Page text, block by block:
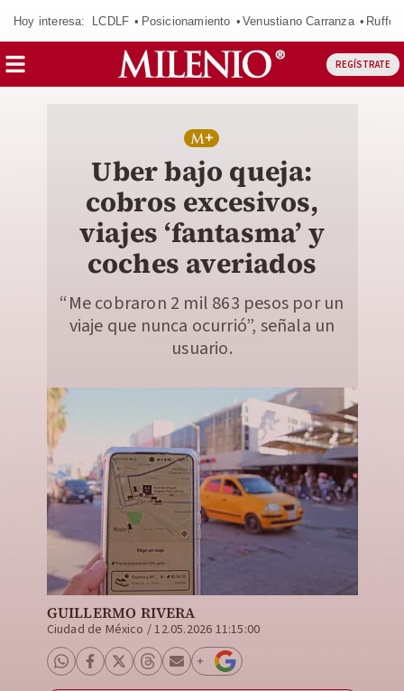
Hoy interesa: LCDLF Posicionamiento Venustiano Carranza Ruffo
REGÍSTRATE
Uber bajo queja:
cobros excesivos,
viajes ‘fantasma’ y
coches averiados
“Me cobraron 2 mil 863 pesos por un
viaje que nunca ocurrió”, señala un
usuario.
GUILLERMO RIVERA
Ciudad de México /12.05.2026 11:15:00